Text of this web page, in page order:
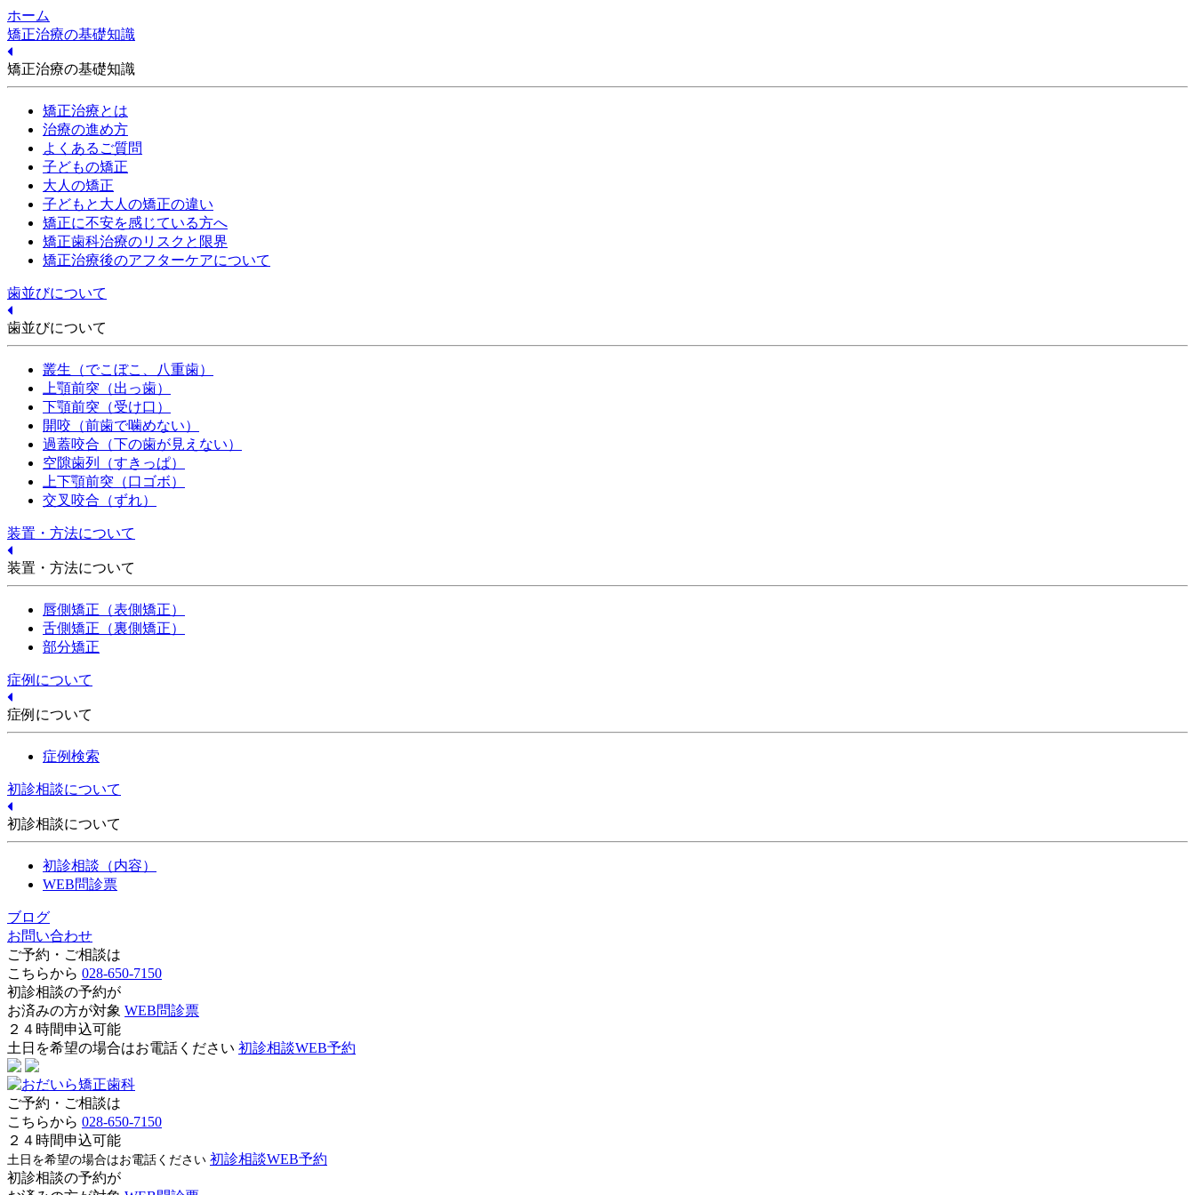
ホーム
矯正治療の基礎知識
矯正治療の基礎知識
矯正治療とは
治療の進め方
よくあるご質問
子どもの矯正
大人の矯正
子どもと大人の矯正の違い
矯正に不安を感じている方へ
矯正歯科治療のリスクと限界
矯正治療後のアフターケアについて
歯並びについて
歯並びについて
叢生（でこぼこ、八重歯）
上顎前突（出っ歯）
下顎前突（受け口）
開咬（前歯で噛めない）
過蓋咬合（下の歯が見えない）
空隙歯列（すきっぱ）
上下顎前突（口ゴボ）
交叉咬合（ずれ）
装置・方法について
装置・方法について
唇側矯正（表側矯正）
舌側矯正（裏側矯正）
部分矯正
症例について
症例について
症例検索
初診相談について
初診相談について
初診相談（内容）
WEB問診票
ブログ
お問い合わせ
ご予約・ご相談は
こちらから 028-650-7150
初診相談の予約が
お済みの方が対象 WEB問診票
２４時間申込可能
土日を希望の場合はお電話ください 初診相談WEB予約
ご予約・ご相談は
こちらから 028-650-7150
２４時間申込可能
土日を希望の場合はお電話ください 初診相談WEB予約
初診相談の予約が